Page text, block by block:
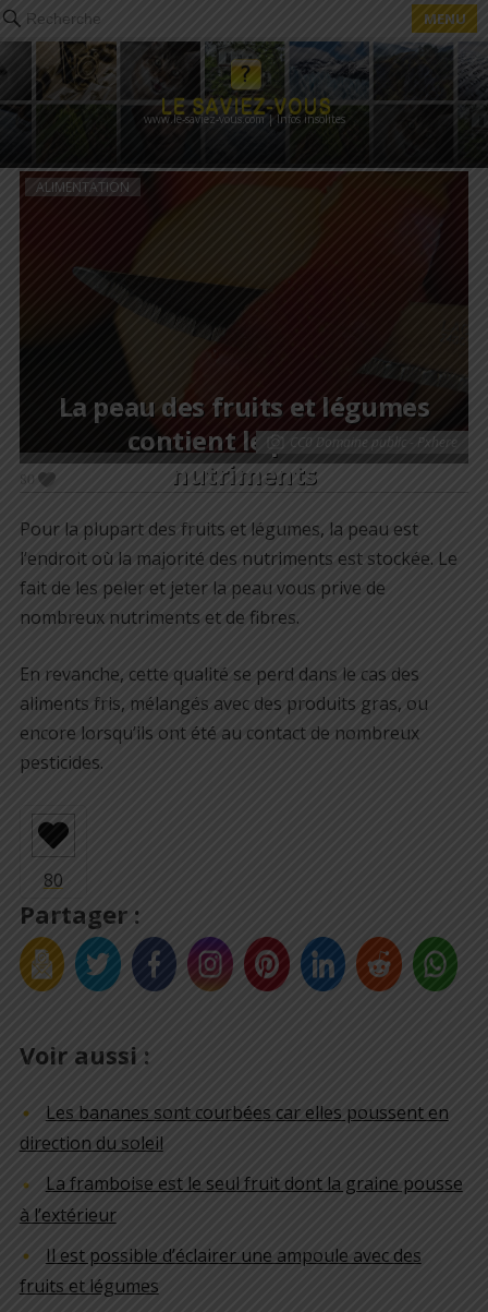
Recherche MENU
www.le-saviez-vous.com | Infos insolites
ALIMENTATION
La peau des fruits et légumes
contient le plus de
nutriments
CC0 Domaine public - Pxhere
80
Pour la plupart des fruits et légumes, la peau est
l’endroit où la majorité des nutriments est stockée. Le
fait de les peler et jeter la peau vous prive de
nombreux nutriments et de fibres.
En revanche, cette qualité se perd dans le cas des
aliments fris, mélangés avec des produits gras, ou
encore lorsqu’ils ont été au contact de nombreux
pesticides.
Partager :
Voir aussi :
Les bananes sont courbées car elles poussent en
direction du soleil
La framboise est le seul fruit dont la graine pousse
à l’extérieur
Il est possible d’éclairer une ampoule avec des
fruits et légumes